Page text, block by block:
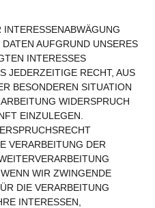
AUFGRUND UNSERES
INTERESSES
JEDERZEITIGE RECHT, AUS
BESONDEREN SITUATION
WIDERSPRUCH
EINZULEGEN.
VERARBEITUNG DER
WIR ZWINGENDE
DIE VERARBEITUNG
INTERESSEN,